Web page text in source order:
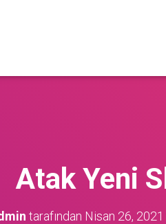
Atak Yeni
tarafından Nisan 26, 2021